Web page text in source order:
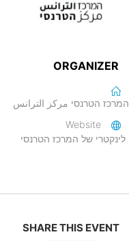
ORGANIZER
המרכז הטרנסי مركز الترانس
Website
לינקטרי של המרכז הטרנסי
SHARE THIS EVENT